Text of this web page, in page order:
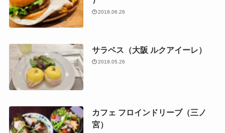
2018.06.26
サラベス（大阪 ルクアイーレ）
2018.05.26
カフェ フロインドリーブ（三ノ
宮）